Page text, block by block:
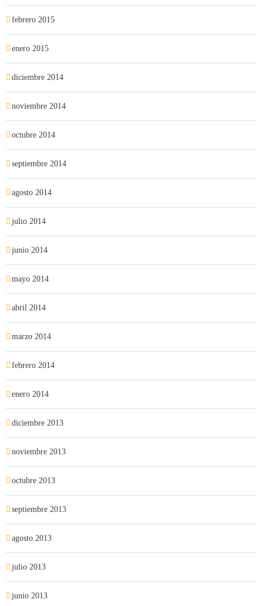
febrero 2015
enero 2015
diciembre 2014
noviembre 2014
octubre 2014
septiembre 2014
agosto 2014
julio 2014
junio 2014
mayo 2014
abril 2014
marzo 2014
febrero 2014
enero 2014
diciembre 2013
noviembre 2013
octubre 2013
septiembre 2013
agosto 2013
julio 2013
junio 2013